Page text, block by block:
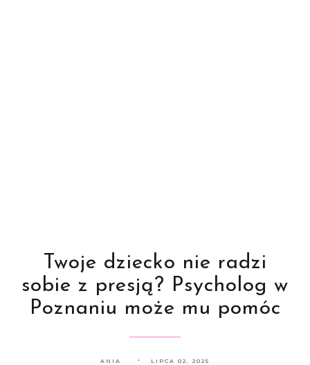
Twoje dziecko nie radzi
sobie z presją? Psycholog w
Poznaniu może mu pomóc
ANIA LIPCA 02, 2025